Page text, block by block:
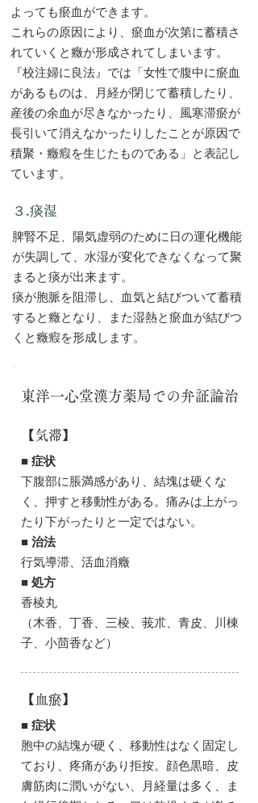
よっても瘀血ができます。
これらの原因により、瘀血が次第に蓄積さ
れていくと癥が形成されてしまいます。
『校注婦に良法』では「女性で腹中に瘀血
があるものは、月経が閉じて蓄積したり、
産後の余血が尽きなかったり、風寒滞瘀が
長引いて消えなかったりしたことが原因で
積聚・癥瘕を生じたものである」と表記し
ています。
３.痰湿
脾腎不足、陽気虚弱のために日の運化機能
が失調して、水湿が変化できなくなって聚
まると痰が出来ます。
痰が胞脈を阻滞し、血気と結びついて蓄積
すると癥となり、また湿熱と瘀血が結びつ
くと癥瘕を形成します。
東洋一心堂漢方薬局での弁証論治
【気滞】
■ 症状
下腹部に脹満感があり、結塊は硬くな
く、押すと移動性がある。痛みは上がっ
たり下がったりと一定ではない。
■ 治法
行気導滞、活血消癥
■ 処方
香棱丸
（木香、丁香、三棱、莪朮、青皮、川棟
子、小茴香など）
【血瘀】
■ 症状
胞中の結塊が硬く、移動性はなく固定し
ており、疼痛があり拒按。顔色黒暗、皮
膚筋肉に潤いがない、月経量は多く、ま